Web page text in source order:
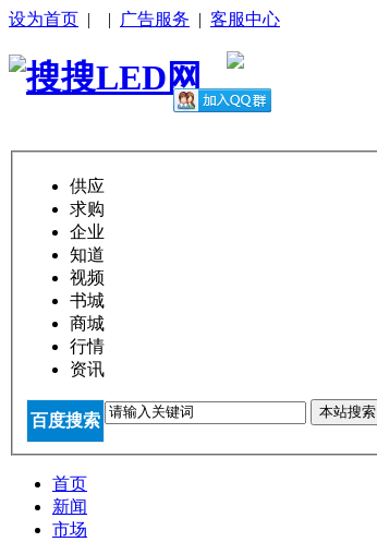
设为首页 | | 广告服务 | 客服中心
供应
求购
企业
知道
视频
书城
商城
行情
资讯
百度搜索 本站搜索
首页
新闻
市场